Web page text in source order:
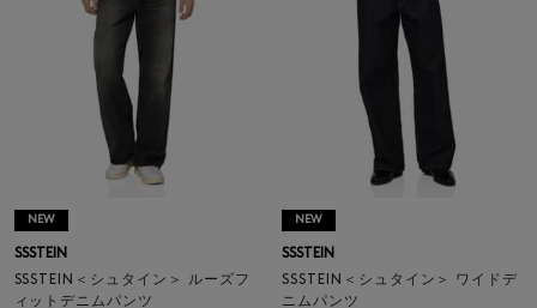
NEW
SSSTEIN
SSSTEIN＜シュタイン＞ ルーズフ
ィットデニムパンツ
NEW
SSSTEIN
SSSTEIN＜シュタイン＞ ワイドデ
ニムパンツ